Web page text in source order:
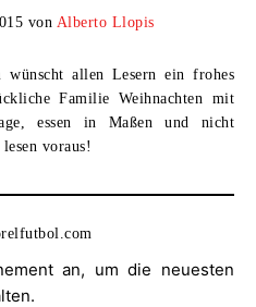
von Alberto Llopis
wünscht allen Lesern ein frohes
Familie Weihnachten mit
essen in Maßen und nicht
voraus!
an, um die neuesten